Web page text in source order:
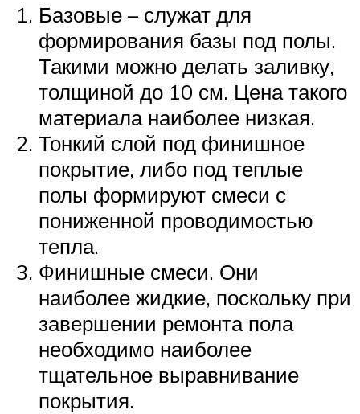
Базовые – служат для
формирования базы под полы.
Такими можно делать заливку,
толщиной до 10 см. Цена такого
материала наиболее низкая.
Тонкий слой под финишное
покрытие, либо под теплые
полы формируют смеси с
пониженной проводимостью
тепла.
Финишные смеси. Они
наиболее жидкие, поскольку при
завершении ремонта пола
необходимо наиболее
тщательное выравнивание
покрытия.